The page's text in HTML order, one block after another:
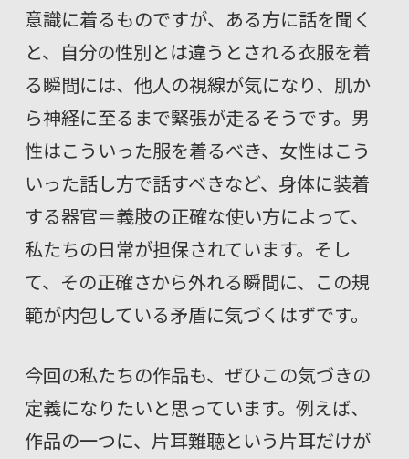
意識に着るものですが、ある方に話を聞く
と、自分の性別とは違うとされる衣服を着
る瞬間には、他人の視線が気になり、肌か
ら神経に至るまで緊張が走るそうです。男
性はこういった服を着るべき、女性はこう
いった話し方で話すべきなど、身体に装着
する器官＝義肢の正確な使い方によって、
私たちの日常が担保されています。そし
て、その正確さから外れる瞬間に、この規
範が内包している矛盾に気づくはずです。
今回の私たちの作品も、ぜひこの気づきの
定義になりたいと思っています。例えば、
作品の一つに、片耳難聴という片耳だけが